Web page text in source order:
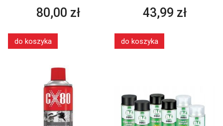
80,00 zł
do koszyka
43,99 zł
do koszyka